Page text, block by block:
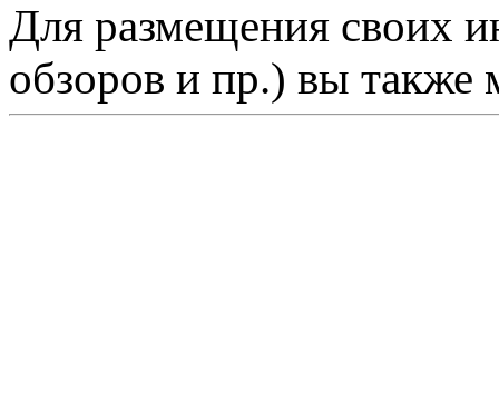
Для размещения своих
обзоров и пр.) вы также